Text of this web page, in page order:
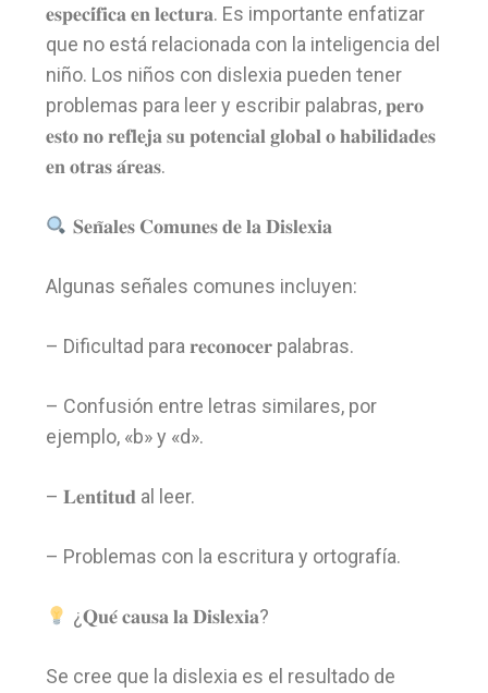
𝐞𝐬𝐩𝐞𝐜𝐢́𝐟𝐢𝐜𝐚 𝐞𝐧 𝐥𝐞𝐜𝐭𝐮𝐫𝐚. Es importante enfatizar
que no está relacionada con la inteligencia del
niño. Los niños con dislexia pueden tener
problemas para leer y escribir palabras, 𝐩𝐞𝐫𝐨
𝐞𝐬𝐭𝐨 𝐧𝐨 𝐫𝐞𝐟𝐥𝐞𝐣𝐚 𝐬𝐮 𝐩𝐨𝐭𝐞𝐧𝐜𝐢𝐚𝐥 𝐠𝐥𝐨𝐛𝐚𝐥 𝐨 𝐡𝐚𝐛𝐢𝐥𝐢𝐝𝐚𝐝𝐞𝐬
𝐞𝐧 𝐨𝐭𝐫𝐚𝐬 𝐚́𝐫𝐞𝐚𝐬.
𝐒𝐞𝐧̃𝐚𝐥𝐞𝐬 𝐂𝐨𝐦𝐮𝐧𝐞𝐬 𝐝𝐞 𝐥𝐚 𝐃𝐢𝐬𝐥𝐞𝐱𝐢𝐚
Algunas señales comunes incluyen:
– Dificultad para 𝐫𝐞𝐜𝐨𝐧𝐨𝐜𝐞𝐫 palabras.
– Confusión entre letras similares, por
ejemplo, «b» y «d».
– 𝐋𝐞𝐧𝐭𝐢𝐭𝐮𝐝 al leer.
– Problemas con la escritura y ortografía.
¿𝐐𝐮𝐞́ 𝐜𝐚𝐮𝐬𝐚 𝐥𝐚 𝐃𝐢𝐬𝐥𝐞𝐱𝐢𝐚?
Se cree que la dislexia es el resultado de